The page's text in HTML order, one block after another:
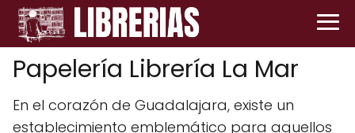
Papelería Librería La Mar
En el corazón de Guadalajara, existe un
establecimiento emblemático para aquellos